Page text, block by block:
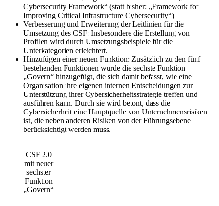
Cybersecurity Framework“ (statt bisher: „Framework for
Improving Critical Infrastructure Cybersecurity“).
Verbesserung und Erweiterung der Leitlinien für die
Umsetzung des CSF: Insbesondere die Erstellung von
Profilen wird durch Umsetzungsbeispiele für die
Unterkategorien erleichtert.
Hinzufügen einer neuen Funktion: Zusätzlich zu den fünf
bestehenden Funktionen wurde die sechste Funktion
„Govern“ hinzugefügt, die sich damit befasst, wie eine
Organisation ihre eigenen internen Entscheidungen zur
Unterstützung ihrer Cybersicherheitsstrategie treffen und
ausführen kann. Durch sie wird betont, dass die
Cybersicherheit eine Hauptquelle von Unternehmensrisiken
ist, die neben anderen Risiken von der Führungsebene
berücksichtigt werden muss.
CSF 2.0
mit neuer
sechster
Funktion
„Govern“